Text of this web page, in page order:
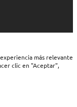
más relevante
clic en "Aceptar",